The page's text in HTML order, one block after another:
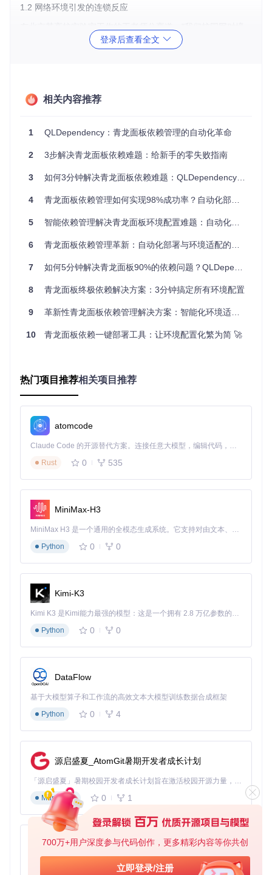
700万+用户深度参与代码创作，更多精彩内容等你共创
立即登录/注册
1.2 网络环境引发的连锁反应
外网站访问有限制，安装Node.js包时经常卡在99%。即便用
了代理，npm源的切换又带来了版本不兼容问题，最后整个环
企业用户张先生的遭遇更为典型："公司服务器上的青龙面板
花了我们两天时间。"
二、技术原理解析：QLDependency的工作机
制
2.1 三层架构设计
QLDependency采用创新的三层架构设计，确保依赖安装的稳
型、内核版本、CPU架构、青龙面板版本等关键信息，为
选择最优策略，确保与用户环境完美匹配。
执行优化层：采用多线程并发下载、断点续传和校验机
图1：QLDependency的三层架构示意图，展示了环境检测、
策略匹配和执行优化的协作流程
2.2 核心技术亮点
自适应硬件识别
架构，自动选择对应预编译包，避免源码编译带来的兼容性
问题。
至98.7%。
版本矩阵管理：维护着针对青龙2.10.x至最新版本的专用依
赖清单，确保版本间的完美匹配。
3.1 环境准备
在开始安装前，请确保您的系统满足以下条件：
Docker已正确安装并运行
青龙面板容器状态正常（默认容器名称为"qinglong"）
至少1GB可用存储空间
网络连接通畅
3.2 标准安装步骤
获取项目代码
git clone
cd
执行安装脚本
青龙2.10.2-2.11.x版本用户：
青龙2.12+版本用户：
登录后查看全文
相关内容推荐
1 QLDependency：青龙面板依赖管理的自动化革命
2 3步解决青龙面板依赖难题：给新手的零失败指南
3 如何3分钟解决青龙面板依赖难题：QLDependency的一键安装方案
4 青龙面板依赖管理如何实现98%成功率？自动化部署工具帮你3分钟搞定环境配置
5 智能依赖管理解决青龙面板环境配置难题：自动化安装全解析
6 青龙面板依赖管理革新：自动化部署与环境适配的突破方案
7 如何5分钟解决青龙面板90%的依赖问题？QLDependency全依赖管理方案
8 青龙面板终极依赖解决方案：3分钟搞定所有环境配置
9 革新性青龙面板依赖管理解决方案：智能化环境适配与高效部署实践
10 青龙面板依赖一键部署工具：让环境配置化繁为简 🚀
热门项目推荐相关项目推荐
atomcode
Claude Code 的开源替代方案。连接任意大模型，编辑代码，运行命令，自动验证 — 全自动执行。用 Rust 构建，极致性能。 ｜ An open-source alternative to Claude Code. Connect any LLM, edit code, run commands, and verify changes — autonomously. Built in Rust for speed. Get Started
Rust
0 535
MiniMax-H3
MiniMax H3 是一个通用的全模态生成系统。它支持对由文本、图像、视频和音频组成的多模态上下文进行统一理解，并能生成分辨率高达 2K、时长可达 15 秒的带原生立体声音频的视频。得益于面向任务泛化的系统设计，H3 在预训练阶段就已具备广泛的多模态上下文理解与生成能力，能够出色地执行复杂的多模态指令。
Python
0 0
Kimi-K3
Kimi K3 是Kimi能力最强的模型：这是一个拥有 2.8 万亿参数的混合专家（MoE）模型，具备原生视觉理解能力，并支持 100 万 token 的上下文窗口。
Python
0 0
DataFlow
基于大模型算子和工作流的高效文本大模型训练数据合成框架
Python
0 4
源启盛夏_AtomGit暑期开发者成长计划
「源启盛夏」暑期校园开发者成长计划旨在激活校园开源力量，通过积分激励、认证扶持、资源倾斜等形式，引导高校组织和开发者完成「入驻 — 建项目 — 做贡献 — 获认证 — 得资源」的完整闭环。无论你是想带领社团入驻平台的组织者，还是希望用代码贡献证明自己的开发者，都能在这里找到属于你的成长路径。
Markdown
0 1
py-xiaozhi
基于Python的Xiaozhi AI，适用于想要完整Xiaozhi体验而无需拥有专用硬件的用户。